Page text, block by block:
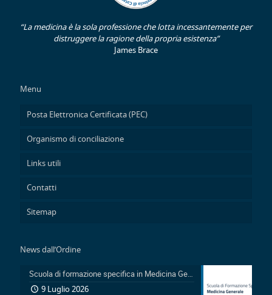
“La medicina è la sola professione che lotta incessantemente per
distruggere la ragione della propria esistenza”
James Brace
Menu
Posta Elettronica Certificata (PEC)
Organismo di conciliazione
Links utili
Contatti
Sitemap
News dall’Ordine
Scuola di formazione specifica in Medicina Generale 2026-2029: Pubblicazione avviso accesso in sovrannumero legge 401/2000 e avviso accesso degli Ufficiali Medici
9 Luglio 2026